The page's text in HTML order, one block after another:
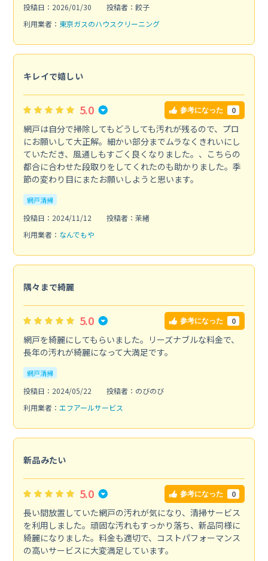
投稿日：2026/01/30
投稿者：餃子
利用業者： 東京ガスのハウスクリーニング
キレイで嬉しい
5.0 参考になった 0
網戸は自分で掃除してもどうしても汚れが残るので、プロ
にお願いして大正解。細かい部分までムラなくきれいにし
ていただき、風通しもすごく良くなりました。、こちらの
都合に合わせた段取りをしてくれたのも助かりました。季
節の変わり目にまたお願いしようと思います。
網戸清掃
投稿日：2024/11/12
投稿者：茉緒
利用業者： なんでもや
隅々まで綺麗
5.0 参考になった 0
網戸を綺麗にしてもらいました。リーズナブルな料金で、
長年の汚れが綺麗になって大満足です。
網戸清掃
投稿日：2024/05/22
投稿者：のびのび
利用業者： エフアールサービス
新品みたい
5.0 参考になった 0
長い間放置していた網戸の汚れが気になり、清掃サービス
を利用しました。頑固な汚れもすっかり落ち、新品同様に
綺麗になりました。料金も適切で、コストパフォーマンス
の高いサービスに大変満足しています。